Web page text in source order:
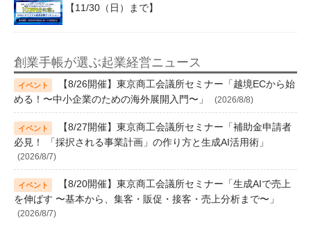
【11/30（日）まで】
創業手帳が選ぶ起業経営ニュース
【8/26開催】東京商工会議所セミナー「越境ECから始
める！〜中小企業のための海外展開入門〜」
(2026/8/8)
【8/27開催】東京商工会議所セミナー「補助金申請者
必見！ 「採択される事業計画」の作り方と生成AI活用術」
(2026/8/7)
【8/20開催】東京商工会議所セミナー「生成AIで売上
を伸ばす 〜基本から、集客・販促・接客・売上分析まで〜」
(2026/8/7)